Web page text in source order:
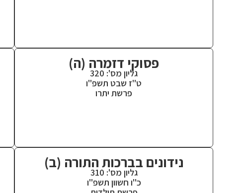
פסוקי דזמרה (ה)
גליון מס': 320
ט"ז שבט תשפ"ו
פרשת יתרו
נידונים בברכות התורה (ב)
גליון מס': 310
כ"ו חשוון תשפ"ו